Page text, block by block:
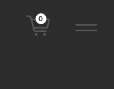
0